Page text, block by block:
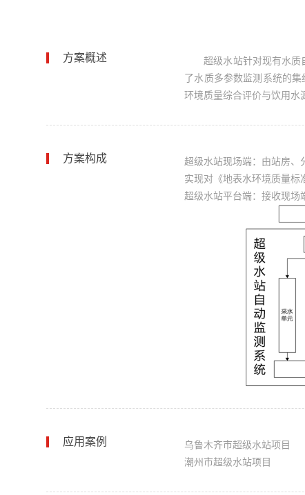
方案概述 超级水站针对现有水质
了水质多参数监测系统的
环境质量综合评价与饮用水
方案构成
超级水站现场端：由站房、
实现对《地表水环境质量标
超级水站平台端：接收现场
应用案例
乌鲁木齐市超级水站项目
潮州市超级水站项目